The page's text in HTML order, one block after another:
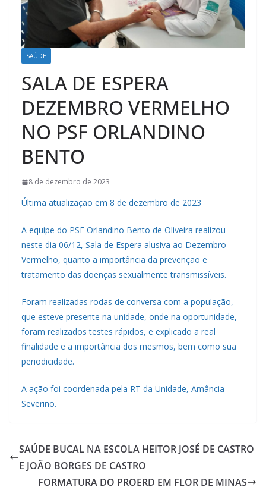
SAÚDE
SALA DE ESPERA
DEZEMBRO VERMELHO
NO PSF ORLANDINO
BENTO
8 de dezembro de 2023
Última atualização em 8 de dezembro de 2023
A equipe do PSF Orlandino Bento de Oliveira realizou
neste dia 06/12, Sala de Espera alusiva ao Dezembro
Vermelho, quanto a importância da prevenção e
tratamento das doenças sexualmente transmissíveis.
Foram realizadas rodas de conversa com a população,
que esteve presente na unidade, onde na oportunidade,
foram realizados testes rápidos, e explicado a real
finalidade e a importância dos mesmos, bem como sua
periodicidade.
A ação foi coordenada pela RT da Unidade, Amância
Severino.
SAÚDE BUCAL NA ESCOLA HEITOR JOSÉ DE CASTRO
E JOÃO BORGES DE CASTRO
FORMATURA DO PROERD EM FLOR DE MINAS